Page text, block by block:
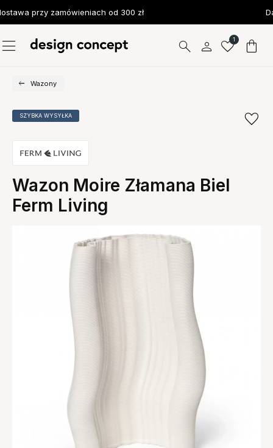
przy zamówieniach od 300 zł
1
Wazony
SZYBKA WYSYŁKA
Wazon Moire Złamana Biel
Ferm Living